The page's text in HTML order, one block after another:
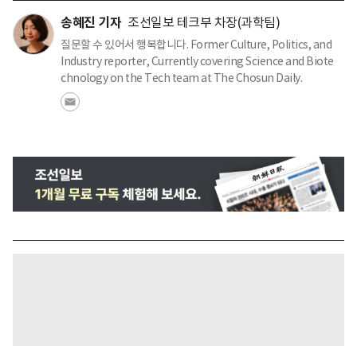
송혜진 기자 조선일보 테크부 차장(과학팀)
질문할 수 있어서 행복합니다. Former Culture, Politics, and
Industry reporter, Currently covering Science and Biote
chnology on the Tech team at The Chosun Daily.